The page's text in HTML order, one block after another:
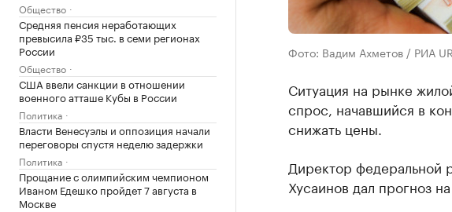
Общество
Средняя пенсия неработающих
превысила ₽35 тыс. в семи регионах
России
Общество
США ввели санкции в отношении
военного атташе Кубы в России
Политика
Власти Венесуэлы и оппозиция начали
переговоры спустя неделю задержки
Политика
Прощание с олимпийским чемпионом
Иваном Едешко пройдет 7 августа в
Москве
Фото: Вадим Ахметов / РИА
Ситуация на рынке
спрос, начавшийся в
снижать цены.
Директор федеральной
Хусаинов дал прогноз